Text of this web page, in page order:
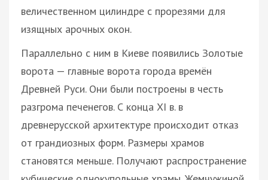
величественном цилиндре с прорезями для
изящных арочных окон.
Параллельно с ним в Киеве появились Золотые
ворота — главные ворота города времён
Древней Руси. Они были построены в честь
разгрома печенегов. С конца XI в. в
древнерусской архитектуре происходит отказ
от грандиозных форм. Размеры храмов
становятся меньше. Получают распространение